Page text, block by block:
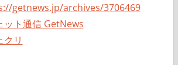
getnews.jp/archives/3706469
ット通信 GetNews
クリ